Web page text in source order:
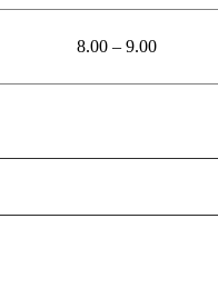
8.00 – 9.00